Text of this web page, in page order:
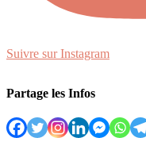
Suivre sur Instagram
Partage les Infos